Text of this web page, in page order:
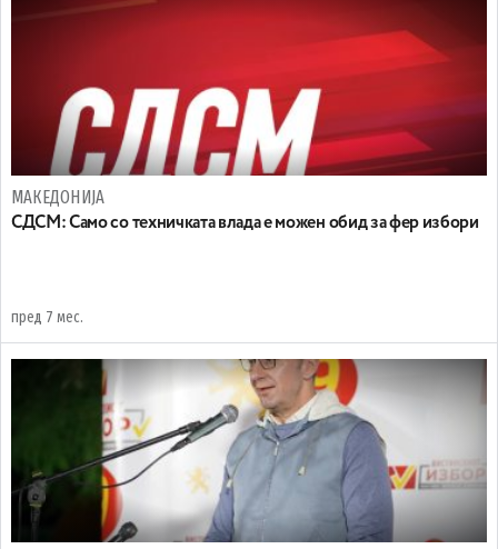
МАКЕДОНИЈА
СДСМ: Само со техничката влада е можен обид за фер избори
пред 7 мес.